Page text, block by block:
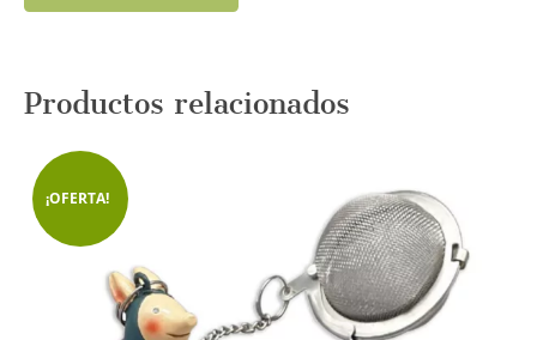
Productos relacionados
¡OFERTA!